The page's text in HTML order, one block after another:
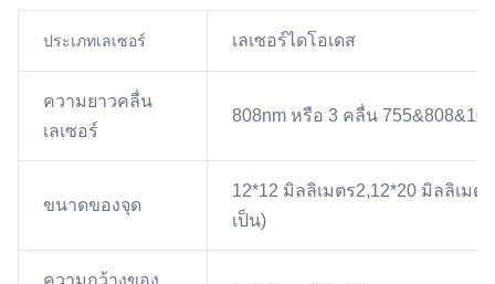
ประเภทเลเซอร์ เลเซอร์ไดโอเดส
ความยาวคลื่น
เลเซอร์
808nm หรือ 3 คลื่น
ขนาดของจุด
12*12 มิลลิเมตร2,12*20 มิลลิเมต
เป็น)
ความกว้างของ